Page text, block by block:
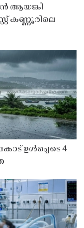
ആയങ്കി
കണ്ണൂരിലെ
ഉൾപ്പെടെ 4